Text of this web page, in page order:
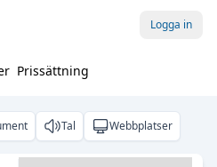
Logga in
Prissättning
Tal Webbplatser